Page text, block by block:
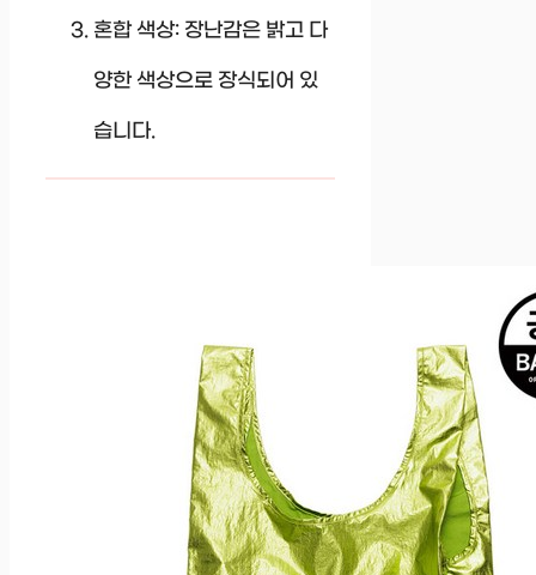
혼합 색상: 장난감은 밝고 다
양한 색상으로 장식되어 있
습니다.